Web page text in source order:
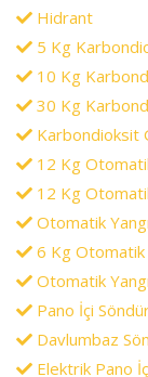
Hidrant
5 Kg
10 Kg
30 Kg
Karbondioksit
12 Kg
12 Kg
Otomatik
6 Kg Otomatik
Otomatik
Pano İçi
Davlumbaz
Elektrik Pano